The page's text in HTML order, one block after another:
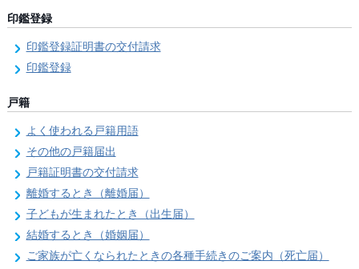
印鑑登録
印鑑登録証明書の交付請求
印鑑登録
戸籍
よく使われる戸籍用語
その他の戸籍届出
戸籍証明書の交付請求
離婚するとき（離婚届）
子どもが生まれたとき（出生届）
結婚するとき（婚姻届）
ご家族が亡くなられたときの各種手続きのご案内（死亡届）